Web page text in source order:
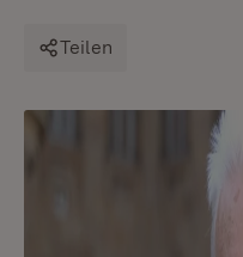
Teilen